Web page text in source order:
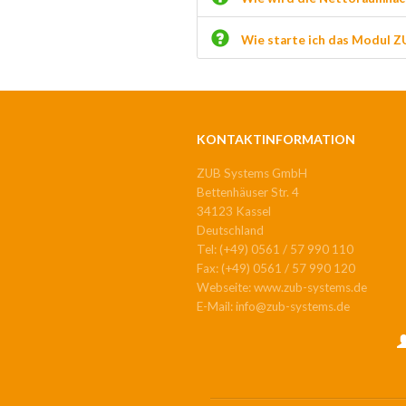
Wie starte ich das Modul
KONTAKTINFORMATION
ZUB Systems GmbH
Bettenhäuser Str. 4
34123 Kassel
Deutschland
Tel: (+49) 0561 / 57 990 110
Fax: (+49) 0561 / 57 990 120
Webseite: www.zub-systems.de
E-Mail: info@zub-systems.de